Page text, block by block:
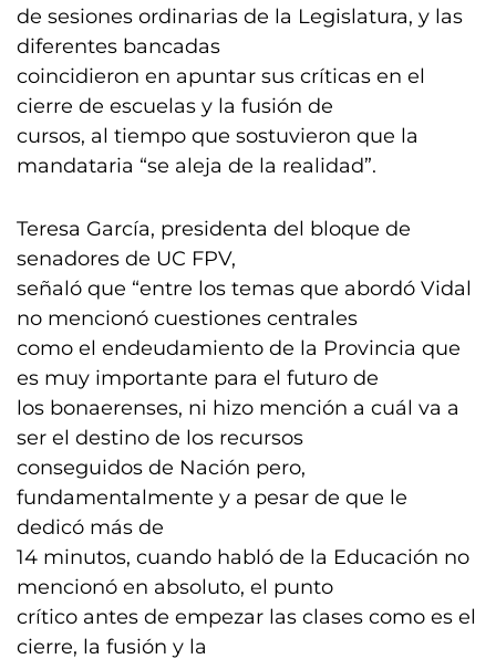
de sesiones ordinarias de la Legislatura, y las
diferentes bancadas
coincidieron en apuntar sus críticas en el
cierre de escuelas y la fusión de
cursos, al tiempo que sostuvieron que la
mandataria “se aleja de la realidad”.
Teresa García, presidenta del bloque de
senadores de UC FPV,
señaló que “entre los temas que abordó Vidal
no mencionó cuestiones centrales
como el endeudamiento de la Provincia que
es muy importante para el futuro de
los bonaerenses, ni hizo mención a cuál va a
ser el destino de los recursos
conseguidos de Nación pero,
fundamentalmente y a pesar de que le
dedicó más de
14 minutos, cuando habló de la Educación no
mencionó en absoluto, el punto
crítico antes de empezar las clases como es el
cierre, la fusión y la